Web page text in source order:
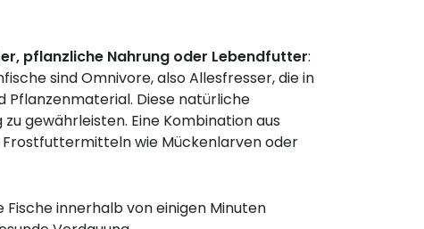
pflanzliche Nahrung oder Lebendfutter:
sind Omnivore, also Allesfresser, die in
Pflanzenmaterial. Diese natürliche
gewährleisten. Eine Kombination aus
wie Mückenlarven oder
Fische innerhalb von einigen Minuten